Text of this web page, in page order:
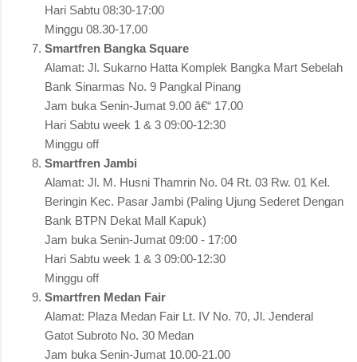
Hari Sabtu 08:30-17:00
Minggu 08.30-17.00
Smartfren Bangka Square
Alamat: Jl. Sukarno Hatta Komplek Bangka Mart Sebelah
Bank Sinarmas No. 9 Pangkal Pinang
Jam buka Senin-Jumat 9.00 â€“ 17.00
Hari Sabtu week 1 & 3 09:00-12:30
Minggu off
Smartfren Jambi
Alamat: Jl. M. Husni Thamrin No. 04 Rt. 03 Rw. 01 Kel.
Beringin Kec. Pasar Jambi (Paling Ujung Sederet Dengan
Bank BTPN Dekat Mall Kapuk)
Jam buka Senin-Jumat 09:00 - 17:00
Hari Sabtu week 1 & 3 09:00-12:30
Minggu off
Smartfren Medan Fair
Alamat: Plaza Medan Fair Lt. IV No. 70, Jl. Jenderal
Gatot Subroto No. 30 Medan
Jam buka Senin-Jumat 10.00-21.00